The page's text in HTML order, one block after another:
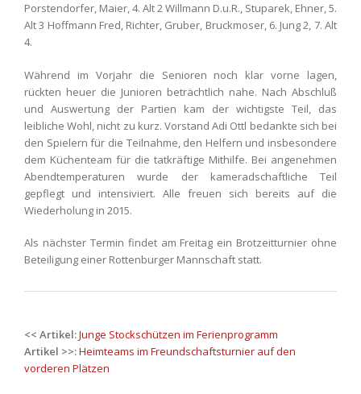
Porstendorfer, Maier, 4. Alt 2 Willmann D.u.R., Stuparek, Ehner, 5.
Alt 3 Hoffmann Fred, Richter, Gruber, Bruckmoser, 6. Jung 2, 7. Alt
4.
Während im Vorjahr die Senioren noch klar vorne lagen,
rückten heuer die Junioren beträchtlich nahe. Nach Abschluß
und Auswertung der Partien kam der wichtigste Teil, das
leibliche Wohl, nicht zu kurz. Vorstand Adi Ottl bedankte sich bei
den Spielern für die Teilnahme, den Helfern und insbesondere
dem Küchenteam für die tatkräftige Mithilfe. Bei angenehmen
Abendtemperaturen wurde der kameradschaftliche Teil
gepflegt und intensiviert. Alle freuen sich bereits auf die
Wiederholung in 2015.
Als nächster Termin findet am Freitag ein Brotzeitturnier ohne
Beteiligung einer Rottenburger Mannschaft statt.
Post
navigation
<< Artikel:Junge Stockschützen im Ferienprogramm
Artikel >>:Heimteams im Freundschaftsturnier auf den
vorderen Plätzen